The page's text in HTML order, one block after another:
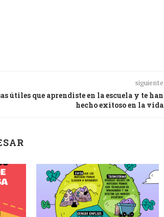
siguiente
útiles que aprendiste en la escuela y te han
hecho exitoso en la vida